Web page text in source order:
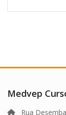
Medvep
Rua